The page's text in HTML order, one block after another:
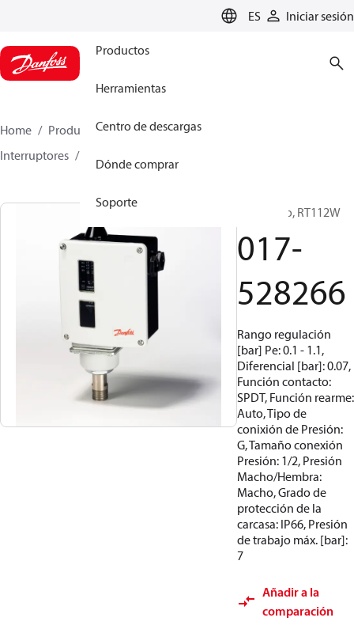
ES Iniciar sesión
Productos
Herramientas
Centro de descargas
Dónde comprar
Soporte
Home Productos
Climate Solutions for cooling
Interruptores
Presostato, RT112W
017-
528266
Rango regulación
[bar] Pe: 0.1 - 1.1,
Diferencial [bar]: 0.07,
Función contacto:
SPDT, Función rearme:
Auto, Tipo de
conixión de Presión:
G, Tamaño conexión
Presión: 1/2, Presión
Macho/Hembra:
Macho, Grado de
protección de la
carcasa: IP66, Presión
de trabajo máx. [bar]:
7
Añadir a la
comparación